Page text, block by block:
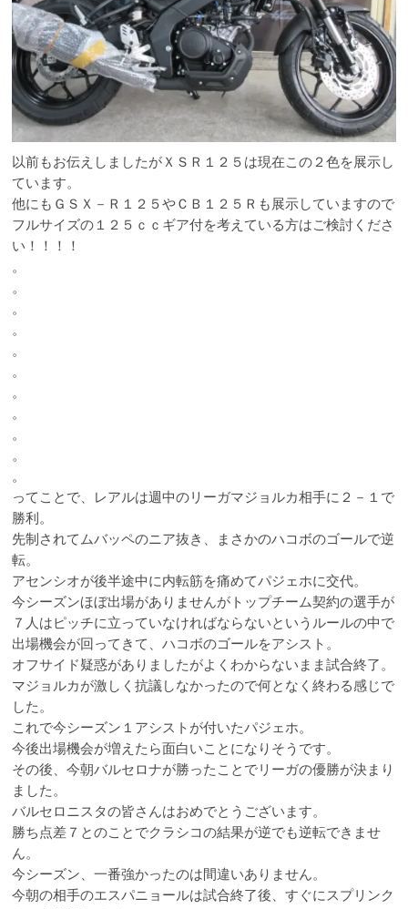
以前もお伝えしましたがＸＳＲ１２５は現在この２色を展示し
ています。
他にもＧＳＸ－Ｒ１２５やＣＢ１２５Ｒも展示していますので
フルサイズの１２５ｃｃギア付を考えている方はご検討くださ
い！！！！
。
。
。
。
。
。
。
。
。
。
。
ってことで、レアルは週中のリーガマジョルカ相手に２－１で
勝利。
先制されてムバッペのニア抜き、まさかのハコボのゴールで逆
転。
アセンシオが後半途中に内転筋を痛めてパジェホに交代。
今シーズンほぼ出場がありませんがトップチーム契約の選手が
７人はピッチに立っていなければならないというルールの中で
出場機会が回ってきて、ハコボのゴールをアシスト。
オフサイド疑惑がありましたがよくわからないまま試合終了。
マジョルカが激しく抗議しなかったので何となく終わる感じで
した。
これで今シーズン１アシストが付いたパジェホ。
今後出場機会が増えたら面白いことになりそうです。
その後、今朝バルセロナが勝ったことでリーガの優勝が決まり
ました。
バルセロニスタの皆さんはおめでとうございます。
勝ち点差７とのことでクラシコの結果が逆でも逆転できませ
ん。
今シーズン、一番強かったのは間違いありません。
今朝の相手のエスパニョールは試合終了後、すぐにスプリンク